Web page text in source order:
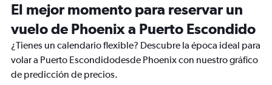
El mejor momento para reservar un
vuelo de Phoenix a Puerto Escondido
¿Tienes un calendario flexible? Descubre la época ideal para
volar a Puerto Escondidodesde Phoenix con nuestro gráfico
de predicción de precios.